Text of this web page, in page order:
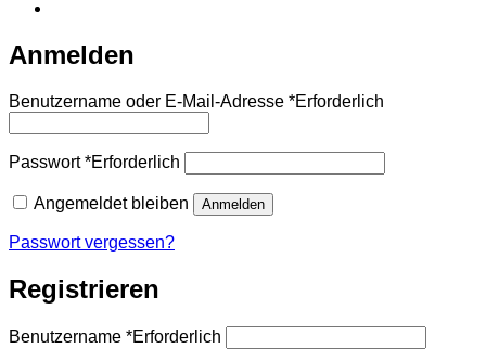
Anmelden
Benutzername oder E-Mail-Adresse *Erforderlich
Passwort*Erforderlich
Angemeldet bleiben Anmelden
Passwort vergessen?
Registrieren
Benutzername *Erforderlich